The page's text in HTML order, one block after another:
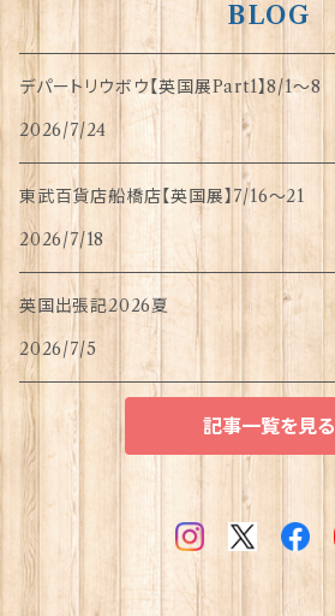
BLOG
デパートリウボウ【英国展Part1】8/1〜8
2026/7/24
東武百貨店船橋店【英国展】7/16～21
2026/7/18
英国出張記2026夏
2026/7/5
記事一覧を見る